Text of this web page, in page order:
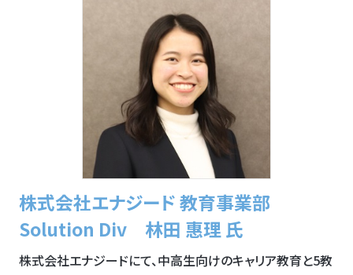
株式会社エナジード 教育事業部
Solution Div 林田 惠理 氏
株式会社エナジードにて、中高生向けのキャリア教育と5教